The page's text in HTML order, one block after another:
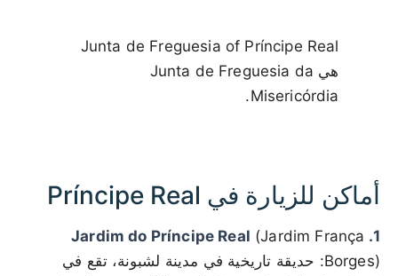
Junta de Freguesia of Príncipe Real
هي Junta de Freguesia da
Misericórdia.
أماكن للزيارة في Príncipe Real
1. Jardim do Príncipe Real
(Jardim França
Borges): حديقة تاريخية في مدينة لشبونة، تقع في